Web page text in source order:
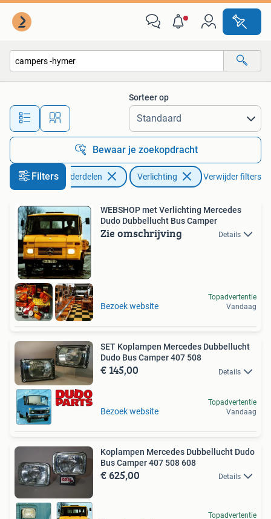
Alle afstanden…
Sorteer op
Bewaar je zoekopdracht
Filters
Auto-onderdelen Verlichting Verwijder filters
WEBSHOP met Verlichting Mercedes
Dudo Dubbellucht Bus Camper
Zie omschrijving Details
Bezoek website
Topadvertentie
Vandaag
SET Koplampen Mercedes Dubbellucht
Dudo Bus Camper 407 508
€ 145,00 Details
Bezoek website
Topadvertentie
Vandaag
Koplampen Mercedes Dubbellucht Dudo
Bus Camper 407 508 608
€ 625,00 Details
Topadvertentie